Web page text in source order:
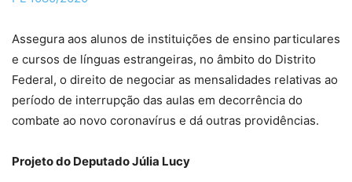
Assegura aos alunos de instituições de ensino particulares
e cursos de línguas estrangeiras, no âmbito do Distrito
Federal, o direito de negociar as mensalidades relativas ao
período de interrupção das aulas em decorrência do
combate ao novo coronavírus e dá outras providências.
Projeto do Deputado Júlia Lucy